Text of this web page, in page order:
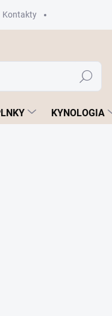
Kontakty
Hľadať
KYNOLOGIA